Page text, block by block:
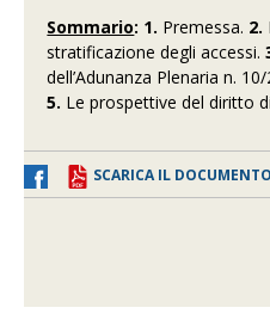
Sommario: 1. Premessa. 2.
stratificazione degli accessi.
dell’Adunanza Plenaria n.
5. Le prospettive del diritto
SCARICA IL